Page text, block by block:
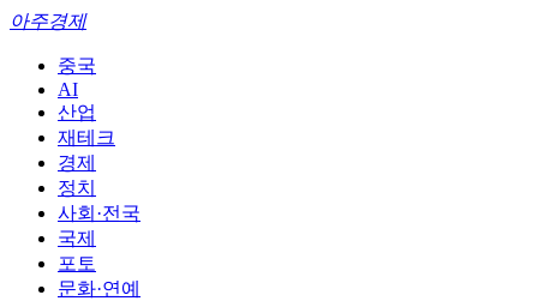
아주경제
중국
AI
산업
재테크
경제
정치
사회·전국
국제
포토
문화·연예